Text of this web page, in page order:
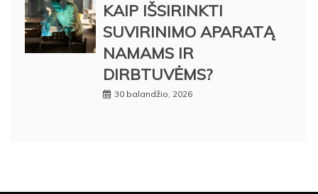
KAIP IŠSIRINKTI
SUVIRINIMO APARATĄ
NAMAMS IR
DIRBTUVĖMS?
30 balandžio, 2026